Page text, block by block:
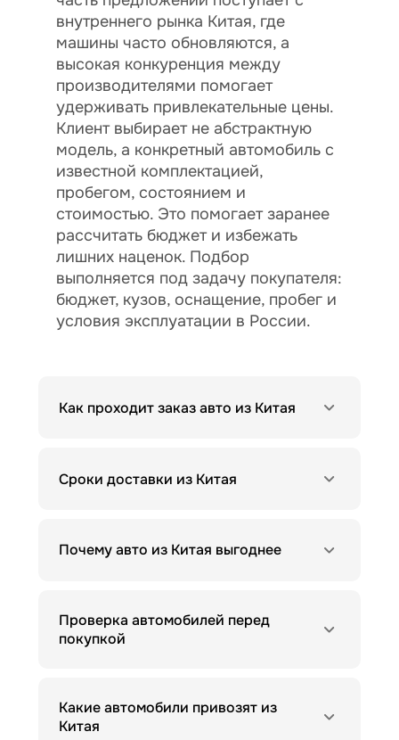
внутреннего рынка Китая, где
машины часто обновляются, а
высокая конкуренция между
производителями помогает
удерживать привлекательные цены.
Клиент выбирает не абстрактную
модель, а конкретный автомобиль с
известной комплектацией,
пробегом, состоянием и
стоимостью. Это помогает заранее
рассчитать бюджет и избежать
лишних наценок. Подбор
выполняется под задачу покупателя:
бюджет, кузов, оснащение, пробег и
условия эксплуатации в России.
Как проходит заказ авто из Китая
Сроки доставки из Китая
Почему авто из Китая выгоднее
Проверка автомобилей перед
покупкой
Какие автомобили привозят из
Китая